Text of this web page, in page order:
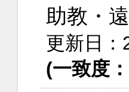
助教・
更新日：
(一致度